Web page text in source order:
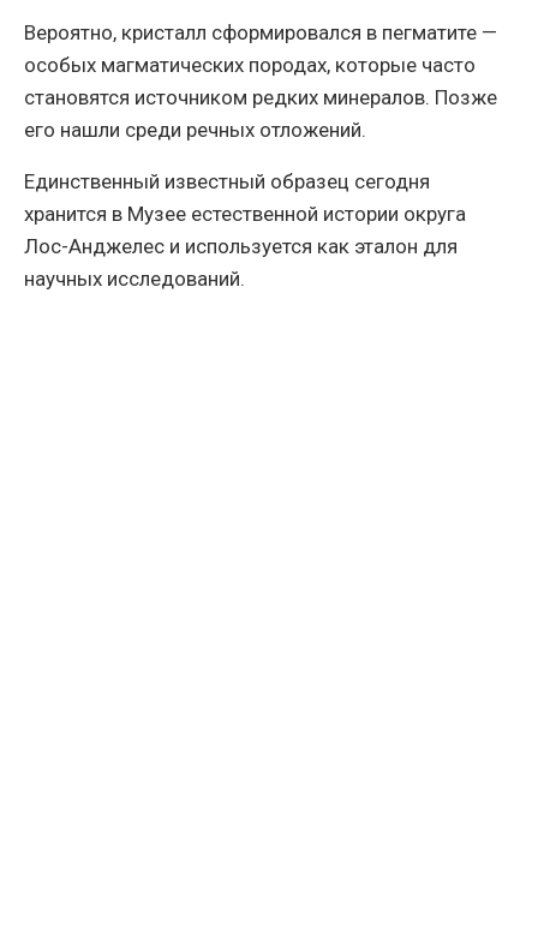
Вероятно, кристалл сформировался в пегматите —
особых магматических породах, которые часто
становятся источником редких минералов. Позже
его нашли среди речных отложений.
Единственный известный образец сегодня
хранится в Музее естественной истории округа
Лос-Анджелес и используется как эталон для
научных исследований.